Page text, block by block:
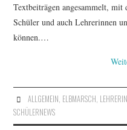
2014
KLASSENFAHRTEN UND
SOFA-INTERVIEWS
Textbeiträgen angesammelt, mit
Schüler und auch Lehrerinnen
können.…
ALLGEMEIN ELBMARSCH
SCHÜLERNEWS